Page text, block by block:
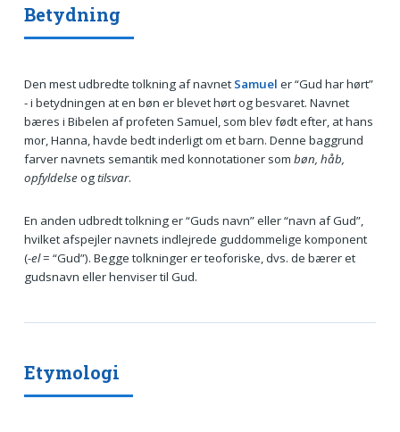
Betydning
Den mest udbredte tolkning af navnet Samuel er “Gud har hørt”
- i betydningen at en bøn er blevet hørt og besvaret. Navnet
bæres i Bibelen af profeten Samuel, som blev født efter, at hans
mor, Hanna, havde bedt inderligt om et barn. Denne baggrund
farver navnets semantik med konnotationer som bøn, håb,
opfyldelseogtilsvar.
En anden udbredt tolkning er “Guds navn” eller “navn af Gud”,
hvilket afspejler navnets indlejrede guddommelige komponent
(-el= “Gud”). Begge tolkninger er teoforiske, dvs. de bærer et
gudsnavn eller henviser til Gud.
Etymologi